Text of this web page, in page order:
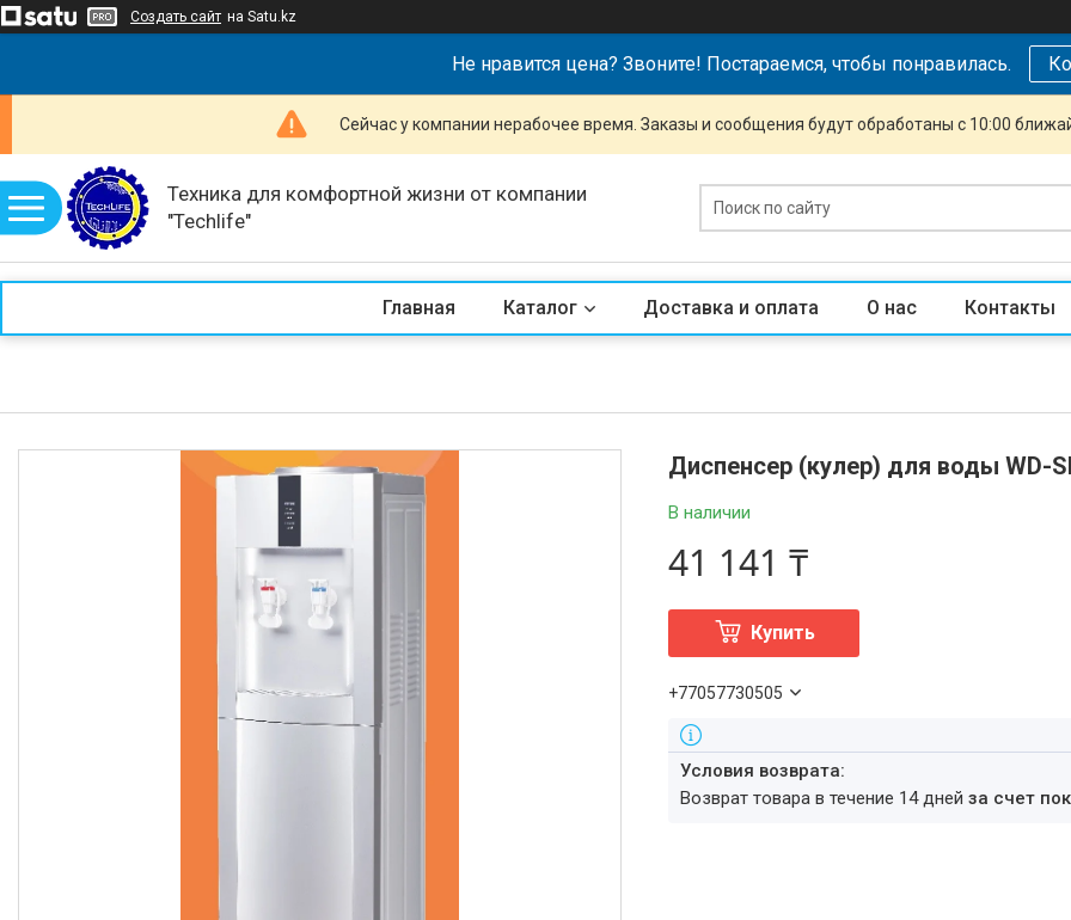
Создать сайт на Satu.kz
Не нравится цена? Звоните! Постараемся, чтобы понравилась.
Сейчас у компании нерабочее время. Заказы и сообщения будут обработаны с 10:00
Техника для комфортной жизни от компании
"Techlife"
Главная Каталог Доставка и оплата О нас Контакты
Диспенсер (кулер) для воды WD-
В наличии
41 141 ₸
Купить
+77057730505
возврат товара в течение 14 днейза счет